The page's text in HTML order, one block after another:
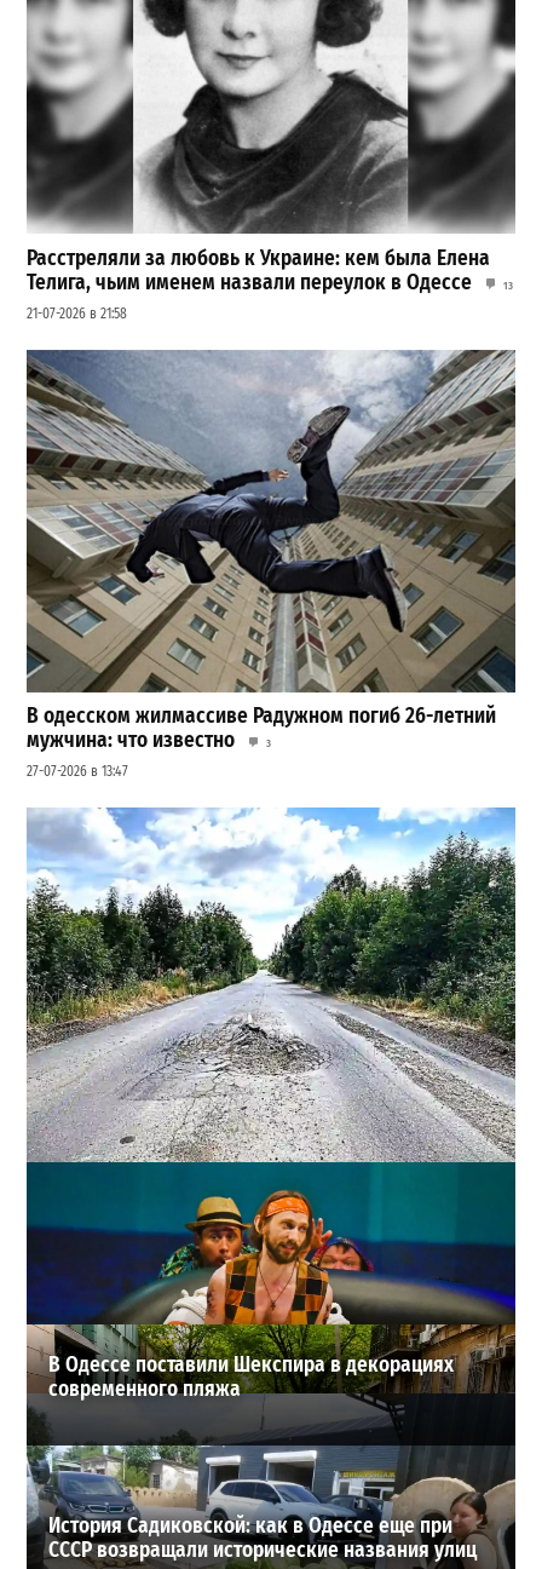
Расстреляли за любовь к Украине: кем была Елена
Телига, чьим именем назвали переулок в Одессе
13
21-07-2026 в 21:58
В одесском жилмассиве Радужном погиб 26-летний
мужчина: что известно
3
27-07-2026 в 13:47
Почему из сел Одесской области исчезли автобусы и
как теперь добираются люди
ВИБОР РЕДАКЦИИ
В Одессе поставили Шекспира в декорациях
современного пляжа
История Садиковской: как в Одессе еще при
СССР возвращали исторические названия улиц